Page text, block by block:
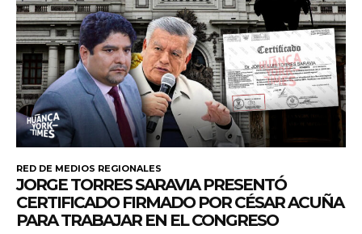
RED DE MEDIOS REGIONALES
JORGE TORRES SARAVIA PRESENTÓ
CERTIFICADO FIRMADO POR CÉSAR ACUÑA
PARA TRABAJAR EN EL CONGRESO